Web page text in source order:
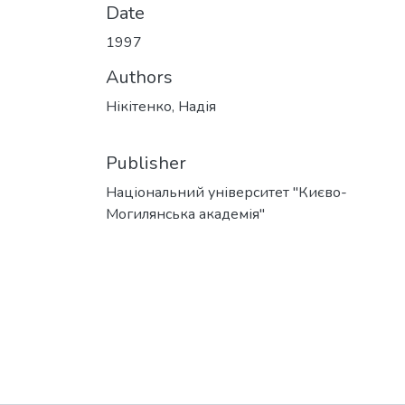
Date
1997
Authors
Нікітенко, Надія
Publisher
Національний університет "Києво-
Могилянська академія"